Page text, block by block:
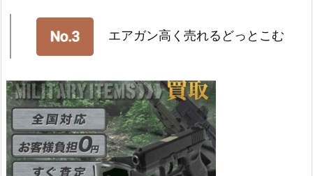
エアガン高く売れるどっとこむ